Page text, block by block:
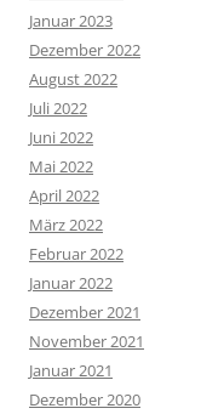
Januar 2023
Dezember 2022
August 2022
Juli 2022
Juni 2022
Mai 2022
April 2022
März 2022
Februar 2022
Januar 2022
Dezember 2021
November 2021
Januar 2021
Dezember 2020